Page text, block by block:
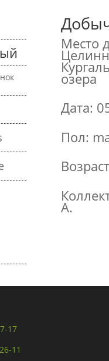
Место
озера
Дата:
Пол:
А.
17
11